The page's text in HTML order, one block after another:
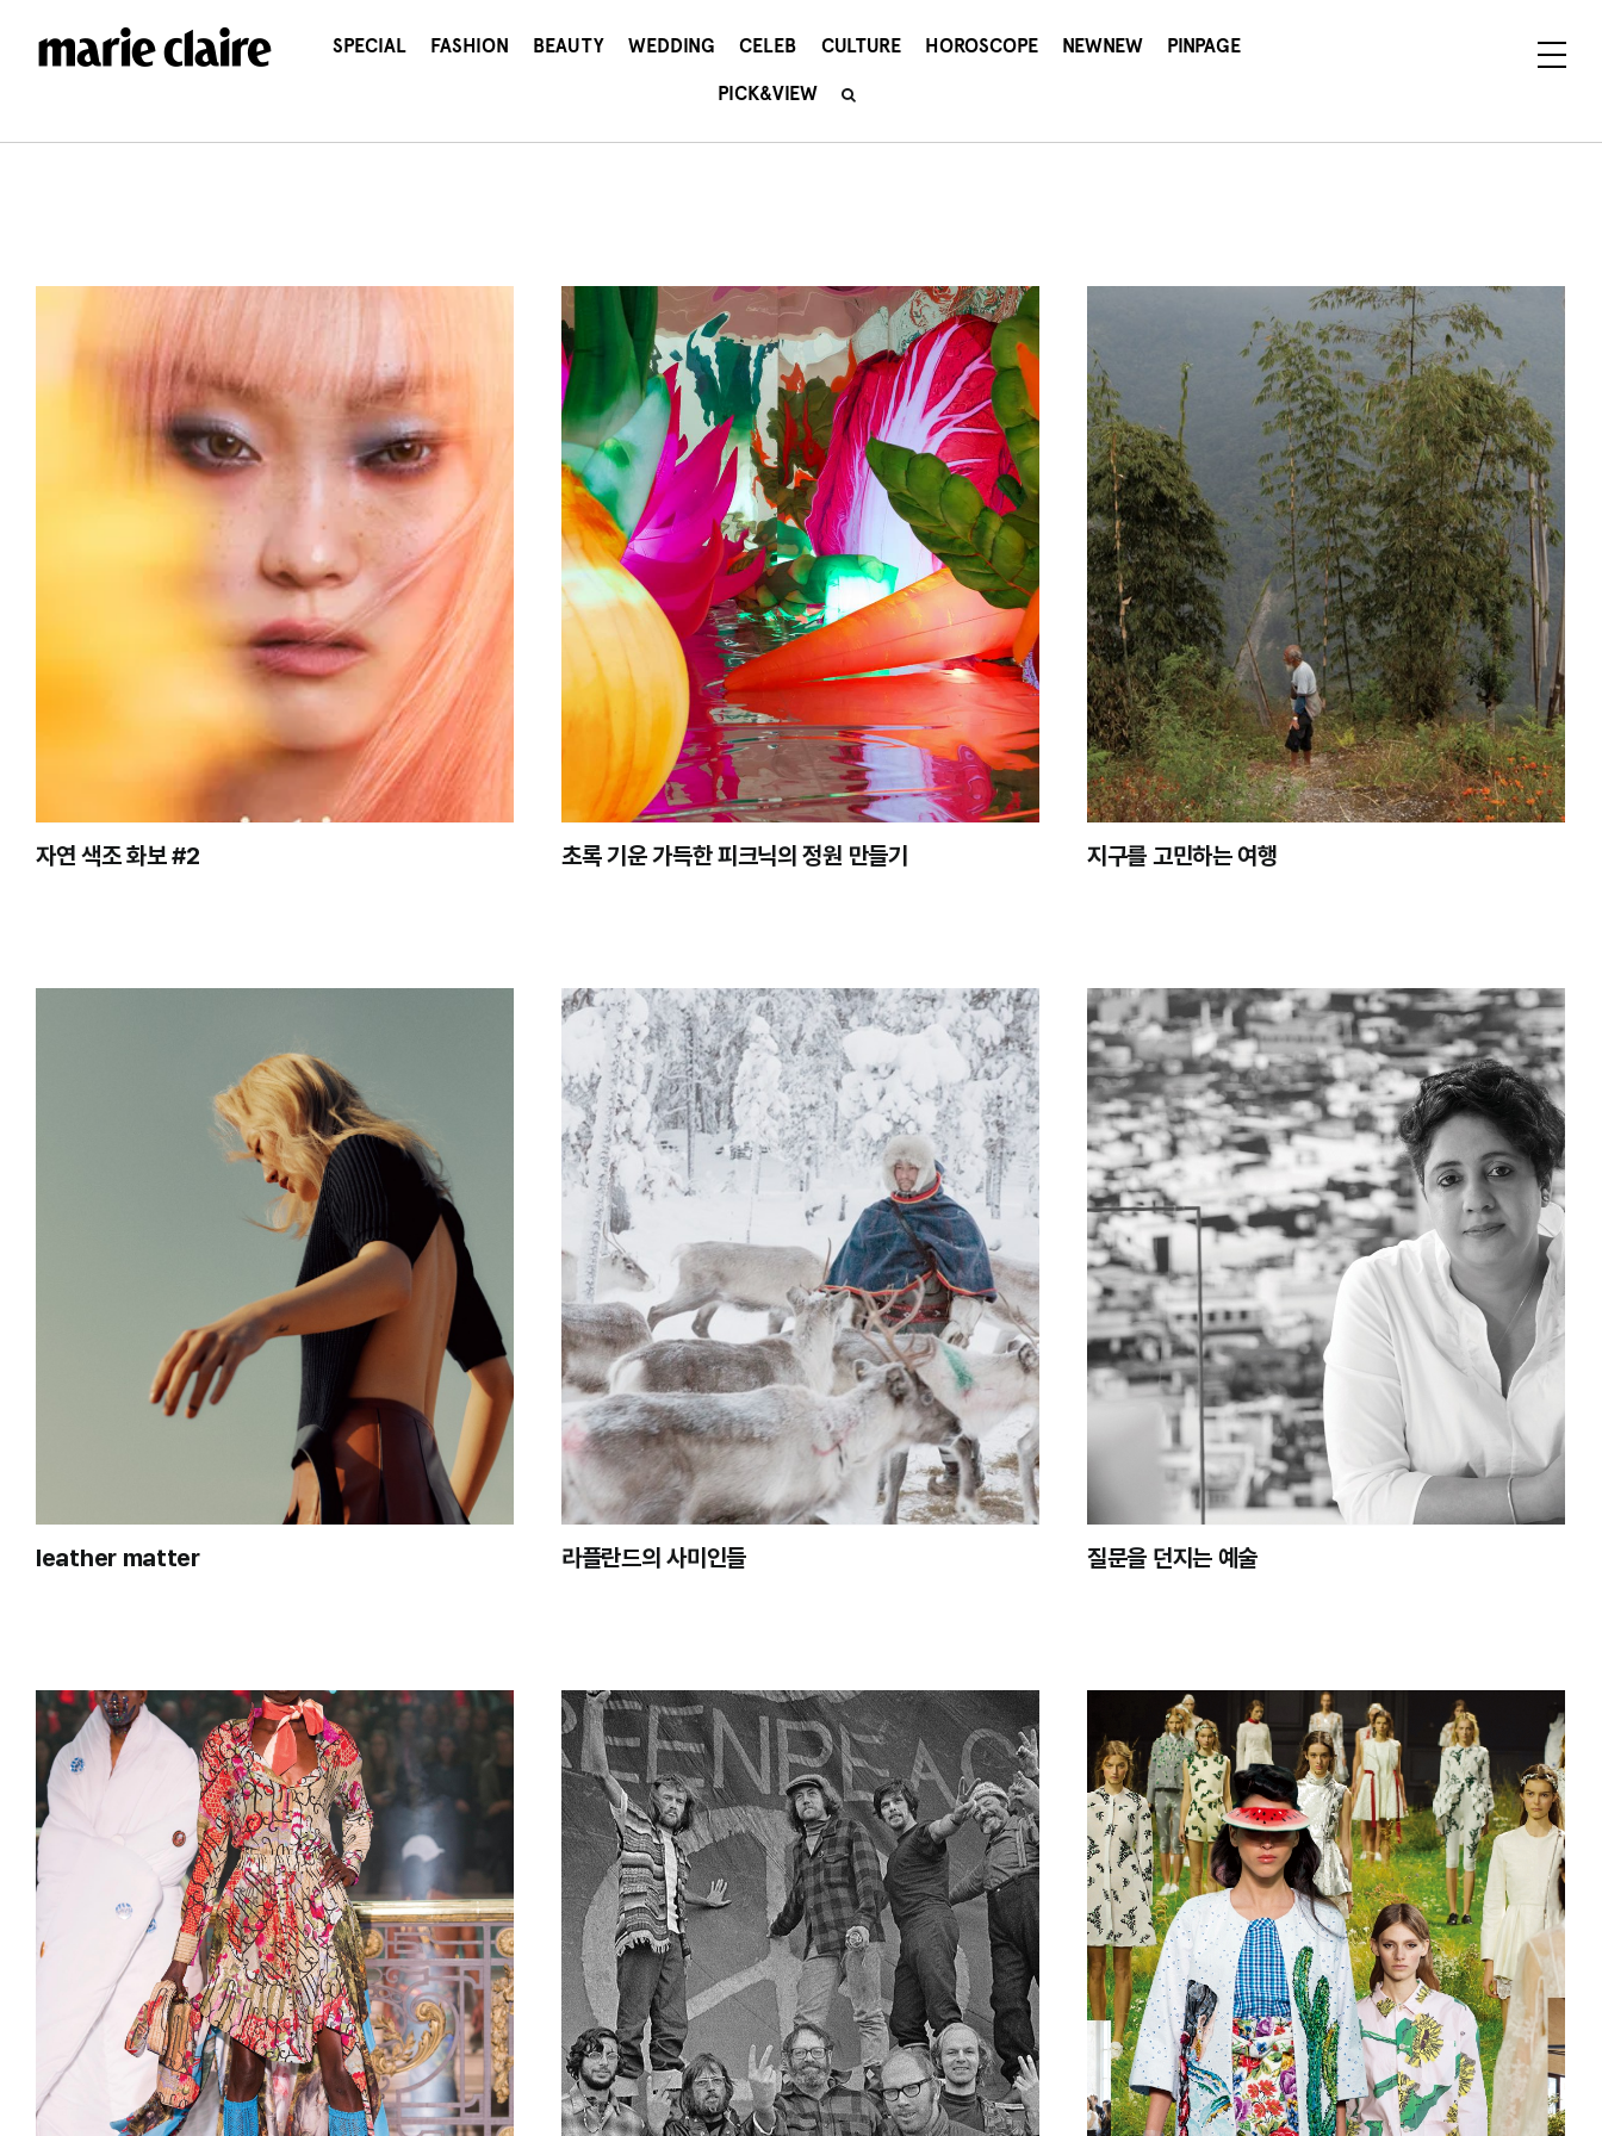
건
SPECIAL FASHION BEAUTY WEDDING CELEB CULTURE HOROSCOPE NEWNEW PINPAGE
PICK&VIEW
자연 색조 화보 #2 초록 기운 가득한 피크닉의 정원 만들기 지구를 고민하는 여행
leather matter 라플란드의 사미인들 질문을 던지는 예술